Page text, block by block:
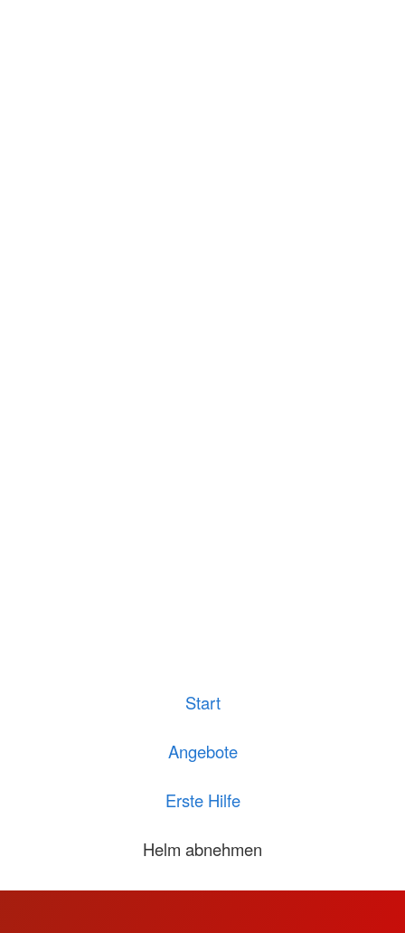
Start
Angebote
Erste Hilfe
Helm abnehmen